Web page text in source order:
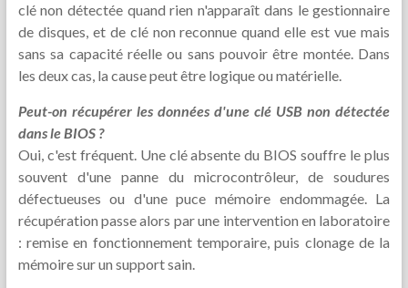
clé non détectée quand rien n'apparaît dans le gestionnaire
de disques, et de clé non reconnue quand elle est vue mais
sans sa capacité réelle ou sans pouvoir être montée. Dans
les deux cas, la cause peut être logique ou matérielle.
Peut-on récupérer les données d'une clé USB non détectée
dans le BIOS ?
Oui, c'est fréquent. Une clé absente du BIOS souffre le plus
souvent d'une panne du microcontrôleur, de soudures
défectueuses ou d'une puce mémoire endommagée. La
récupération passe alors par une intervention en laboratoire
: remise en fonctionnement temporaire, puis clonage de la
mémoire sur un support sain.